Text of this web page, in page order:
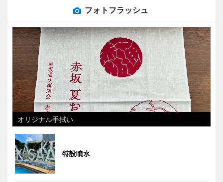
フォトフラッシュ
オリジナル手拭い
特設噴水